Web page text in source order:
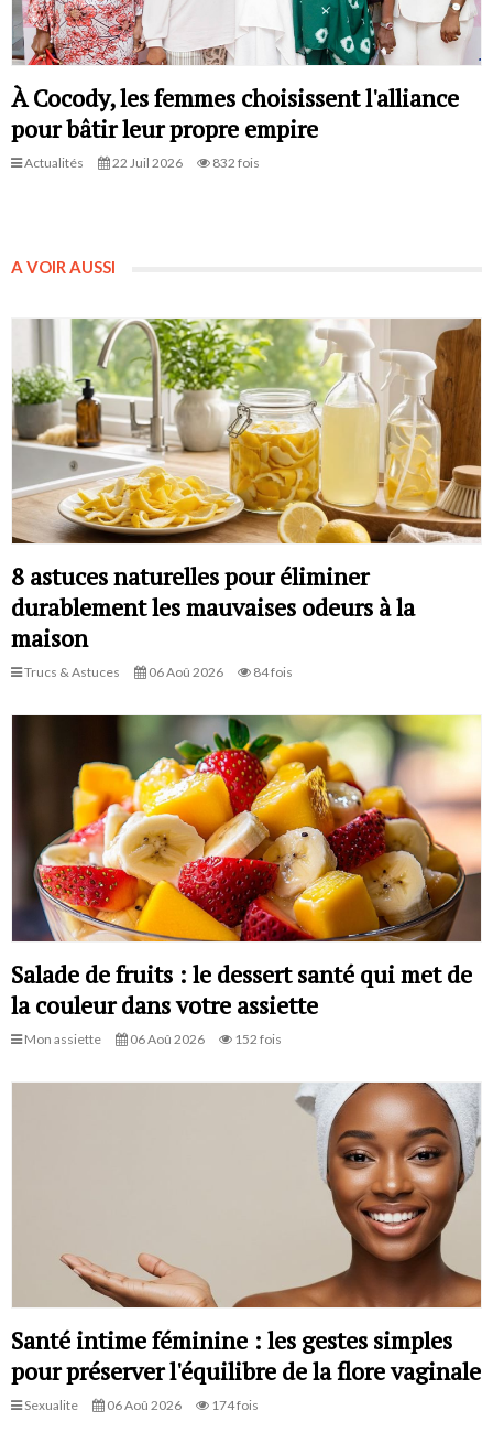
À Cocody, les femmes choisissent l'alliance
pour bâtir leur propre empire
Actualités 22 Juil 2026 832 fois
A VOIR AUSSI
8 astuces naturelles pour éliminer
durablement les mauvaises odeurs à la
maison
Trucs & Astuces 06 Aoû 2026 84 fois
Salade de fruits : le dessert santé qui met de
la couleur dans votre assiette
Mon assiette 06 Aoû 2026 152 fois
Santé intime féminine : les gestes simples
pour préserver l'équilibre de la flore vaginale
Sexualite 06 Aoû 2026 174 fois